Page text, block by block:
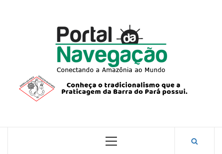
CONECTANDO A AMAZÔNIA COM O MUNDO.
Primary